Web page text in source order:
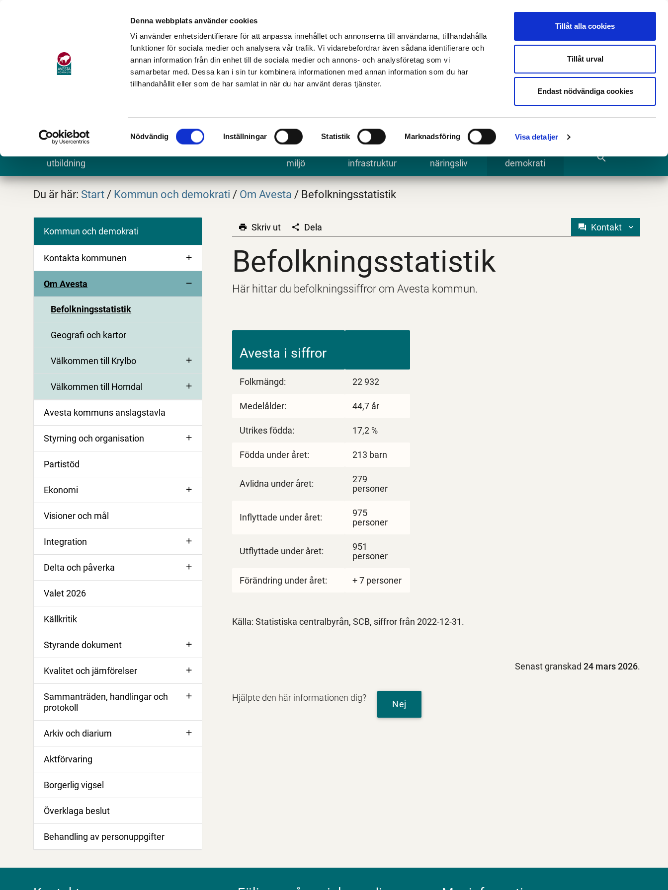
Denna webbplats använder cookies
Vi använder enhetsidentifierare för att anpassa innehållet och annonserna till användarna, tillhandahålla
funktioner för sociala medier och analysera vår trafik. Vi vidarebefordrar även sådana identifierare och
annan information från din enhet till de sociala medier och annons- och analysföretag som vi
samarbetar med. Dessa kan i sin tur kombinera informationen med annan information som du har
tillhandahållit eller som de har samlat in när du har använt deras tjänster.
Samtyckesval
Nödvändig Inställningar Statistik Marknadsföring Visa detaljer
Tillåt alla cookies
Tillåt urval
Endast nödvändiga cookies
E-tjänster och blanketter Translate
Sök
utbildning
miljö
infrastruktur
näringsliv
demokrati
search
Du är här: Start / Kommun och demokrati / Om Avesta / Befolkningsstatistik
Kommun och demokrati
Kontakta kommunen
Om Avesta
Befolkningsstatistik
Geografi och kartor
Välkommen till Krylbo
Välkommen till Horndal
Avesta kommuns anslagstavla
Styrning och organisation
Partistöd
Ekonomi
Visioner och mål
Integration
Delta och påverka
Valet 2026
Källkritik
Styrande dokument
Kvalitet och jämförelser
Sammanträden, handlingar och
protokoll
Arkiv och diarium
Aktförvaring
Borgerlig vigsel
Överklaga beslut
Behandling av personuppgifter
Befolkningsstatistik
Skriv ut Dela Kontakt
Befolkningsstatistik
Här hittar du befolkningssiffror om Avesta kommun.
Avesta i siffror
Folkmängd: 22 932
Medelålder: 44,7 år
Utrikes födda: 17,2 %
Födda under året: 213 barn
Avlidna under året:
279
personer
Inflyttade under året:
975
personer
Utflyttade under året:
951
personer
Förändring under året: + 7 personer
Källa: Statistiska centralbyrån, SCB, siffror från 2022-12-31.
Senast granskad24 mars 2026.
Hjälpte den här informationen dig?
Nej